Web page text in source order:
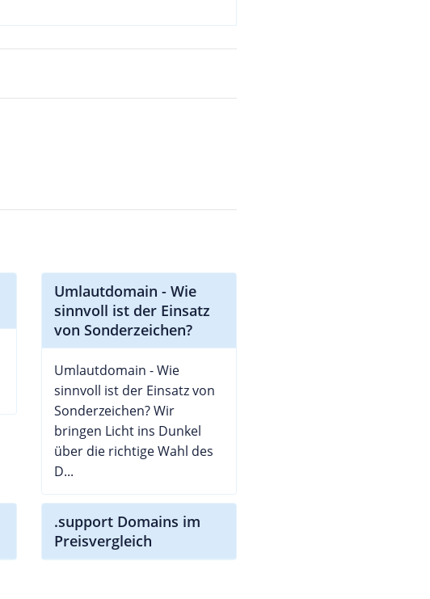
Umlautdomain - Wie
sinnvoll ist der Einsatz
von Sonderzeichen?
Umlautdomain - Wie
sinnvoll ist der Einsatz von
Sonderzeichen? Wir
bringen Licht ins Dunkel
über die richtige Wahl des
D...
.support Domains im
Preisvergleich